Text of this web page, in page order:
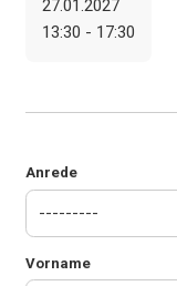
27.01.2027
13:30 - 17:30
Anrede
Vorname